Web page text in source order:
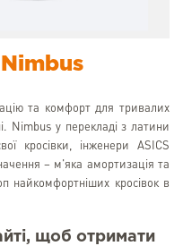
та комфорт для тривалих
Nimbus у перекладі з латини
кросівки, інженери ASICS
– м'яка амортизація та
найкомфортніших кросівок в
щоб отримати